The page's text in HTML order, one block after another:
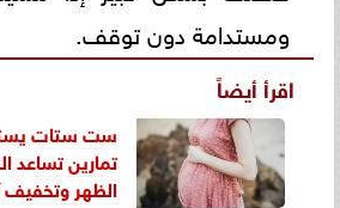
ومستدامة دون توقف.
اقرأ أيضاً
ست ستات
تمارين تساعد
الظهر وتخفيف